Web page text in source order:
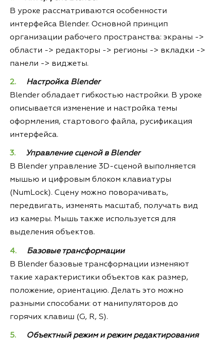
В уроке рассматриваются особенности
интерфейса Blender. Основной принцип
организации рабочего пространства: экраны ->
области -> редакторы -> регионы -> вкладки ->
панели -> виджеты.
Настройка Blender
Blender обладает гибкостью настройки. В уроке
описывается изменение и настройка темы
оформления, стартового файла, русификация
интерфейса.
Управление сценой в Blender
В Blender управление 3D-сценой выполняется
мышью и цифровым блоком клавиатуры
(NumLock). Сцену можно поворачивать,
передвигать, изменять масштаб, получать вид
из камеры. Мышь также используется для
выделения объектов.
Базовые трансформации
В Blender базовые трансформации изменяют
такие характеристики объектов как размер,
положение, ориентацию. Делать это можно
разными способами: от манипуляторов до
горячих клавиш (G, R, S).
Объектный режим и режим редактирования